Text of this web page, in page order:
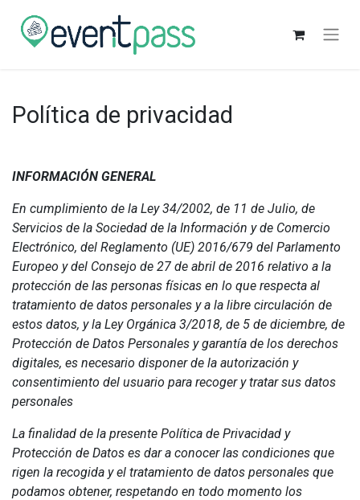
Política de privacidad
INFORMACIÓN GENERAL
En cumplimiento de la Ley 34/2002, de 11 de Julio, de
Servicios de la Sociedad de la Información y de Comercio
Electrónico, del Reglamento (UE) 2016/679 del Parlamento
Europeo y del Consejo de 27 de abril de 2016 relativo a la
protección de las personas físicas en lo que respecta al
tratamiento de datos personales y a la libre circulación de
estos datos, y la Ley Orgánica 3/2018, de 5 de diciembre, de
Protección de Datos Personales y garantía de los derechos
digitales, es necesario disponer de la autorización y
consentimiento del usuario para recoger y tratar sus datos
personales
La finalidad de la presente Política de Privacidad y
Protección de Datos es dar a conocer las condiciones que
rigen la recogida y el tratamiento de datos personales que
podamos obtener, respetando en todo momento los